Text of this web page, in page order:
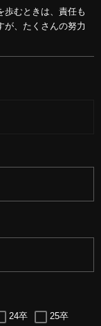
歩むときは、責任も
が、たくさんの努力
24卒 25卒